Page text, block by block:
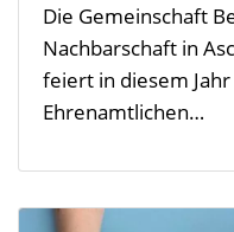
Die Gemeinschaft
Nachbarschaft in
feiert in diesem
Ehrenamtlichen…